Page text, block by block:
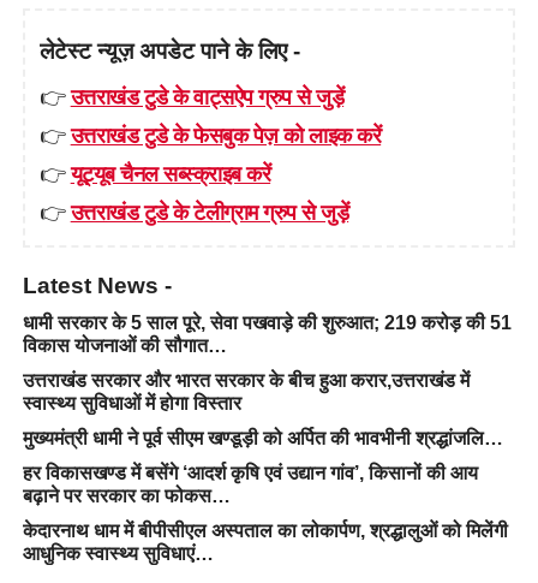
लेटेस्ट न्यूज़ अपडेट पाने के लिए -
👉उत्तराखंड टुडे के वाट्सऐप ग्रुप से जुड़ें
👉उत्तराखंड टुडे के फेसबुक पेज़ को लाइक करें
👉यूट्यूब चैनल सब्स्क्राइब करें
👉उत्तराखंड टुडे के टेलीग्राम ग्रुप से जुड़ें
Latest News -
धामी सरकार के 5 साल पूरे, सेवा पखवाड़े की शुरुआत; 219 करोड़ की 51
विकास योजनाओं की सौगात…
उत्तराखंड सरकार और भारत सरकार के बीच हुआ करार,उत्तराखंड में
स्वास्थ्य सुविधाओं में होगा विस्तार
मुख्यमंत्री धामी ने पूर्व सीएम खण्डूड़ी को अर्पित की भावभीनी श्रद्धांजलि…
हर विकासखण्ड में बसेंगे ‘आदर्श कृषि एवं उद्यान गांव’, किसानों की आय
बढ़ाने पर सरकार का फोकस…
केदारनाथ धाम में बीपीसीएल अस्पताल का लोकार्पण, श्रद्धालुओं को मिलेंगी
आधुनिक स्वास्थ्य सुविधाएं…